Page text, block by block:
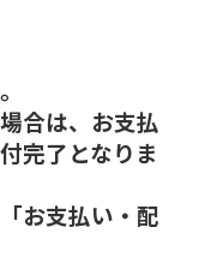
合は、お支払
完了となりま
お支払い・配